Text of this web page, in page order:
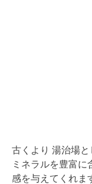
古くより 湯治場と
ミネラルを豊富に
感を与えてくれま